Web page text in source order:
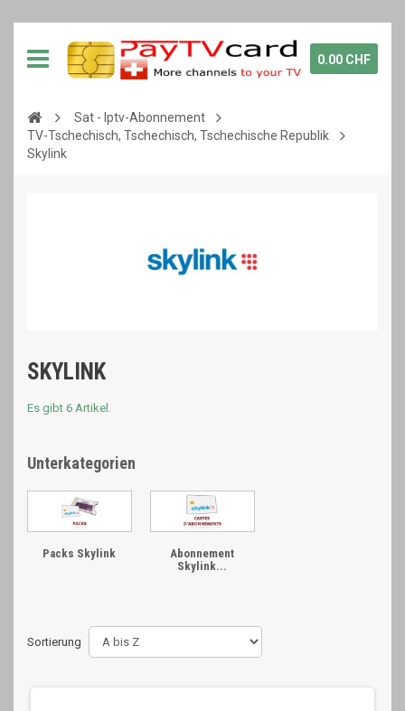
0.00 CHF
Sat - Iptv-Abonnement
TV-Tschechisch, Tschechisch, Tschechische Republik
Skylink
SKYLINK
Es gibt 6 Artikel.
Unterkategorien
Packs Skylink
Abonnement
Skylink...
Sortierung